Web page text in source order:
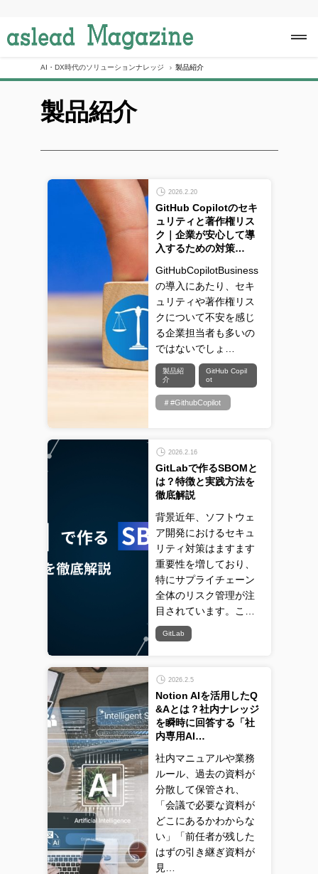
c
AI・DX時代のソリューションナレッジ 製品紹介
製品紹介
2026.2.20
GitHub Copilotのセキ
ュリティと著作権リス
ク｜企業が安心して導
入するための対策…
GitHubCopilotBusiness
の導入にあたり、セキ
ュリティや著作権リス
クについて不安を感じ
る企業担当者も多いの
ではないでしょ…
製品紹
介
GitHub Copil
ot
＃#GithubCopilot
2026.2.16
GitLabで作るSBOMと
は？特徴と実践方法を
徹底解説
背景近年、ソフトウェ
ア開発におけるセキュ
リティ対策はますます
重要性を増しており、
特にサプライチェーン
全体のリスク管理が注
目されています。こ…
GitLab
2026.2.5
Notion AIを活用したQ
&Aとは？社内ナレッジ
を瞬時に回答する「社
内専用AI…
社内マニュアルや業務
ルール、過去の資料が
分散して保管され、
「会議で必要な資料が
どこにあるかわからな
い」「前任者が残した
はずの引き継ぎ資料が
見…